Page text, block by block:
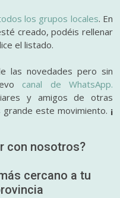
los grupos locales. En
creado, podéis rellenar
el listado.
las novedades pero sin
canal de WhatsApp.
y amigos de otras
grande este movimiento. ¡
con nosotros?
cercano a tu